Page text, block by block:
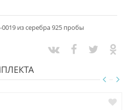
из серебра 925 пробы